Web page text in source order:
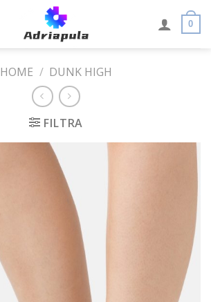
0
HOME / DUNK HIGH
FILTRA